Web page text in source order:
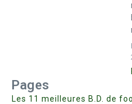
Pages
Les 11 meilleures B.D. de